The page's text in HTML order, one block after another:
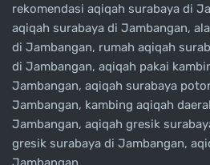
rekomendasi aqiqah surabaya di
aqiqah surabaya di Jambangan,
di Jambangan, rumah aqiqah
di Jambangan, aqiqah pakai
Jambangan, aqiqah surabaya
Jambangan, kambing aqiqah
Jambangan, aqiqah gresik
gresik surabaya di Jambangan,